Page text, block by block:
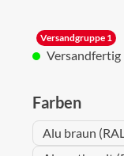
Versandgruppe 1
Versandfertig
Farben
Alu braun